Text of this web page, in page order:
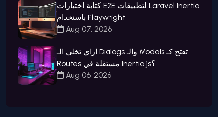
كتابة اختبارات E2E لتطبيقات Laravel Inertia
باستخدام Playwright
Aug 07, 2026
ازاي تخلي الـ Dialogs والـ Modals تفتح كـ
Routes مستقلة في Inertia.js؟
Aug 06, 2026